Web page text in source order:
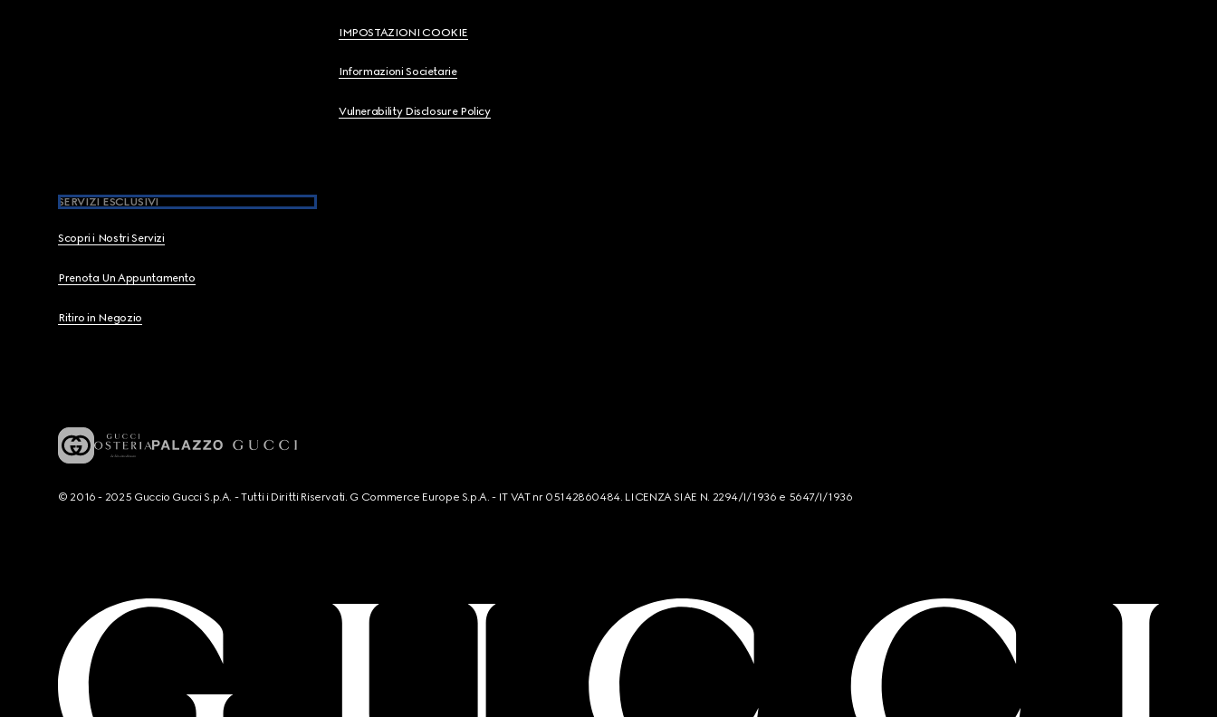
IMPOSTAZIONI COOKIE
Informazioni Societarie
Vulnerability Disclosure Policy
SERVIZI ESCLUSIVI
Scopri i Nostri Servizi
Prenota Un Appuntamento
Ritiro in Negozio
© 2016 - 2025 Guccio Gucci S.p.A. - Tutti i Diritti Riservati. G Commerce Europe S.p.A. - IT VAT nr 05142860484. LICENZA SIAE N. 2294/I/1936 e 5647/I/1936